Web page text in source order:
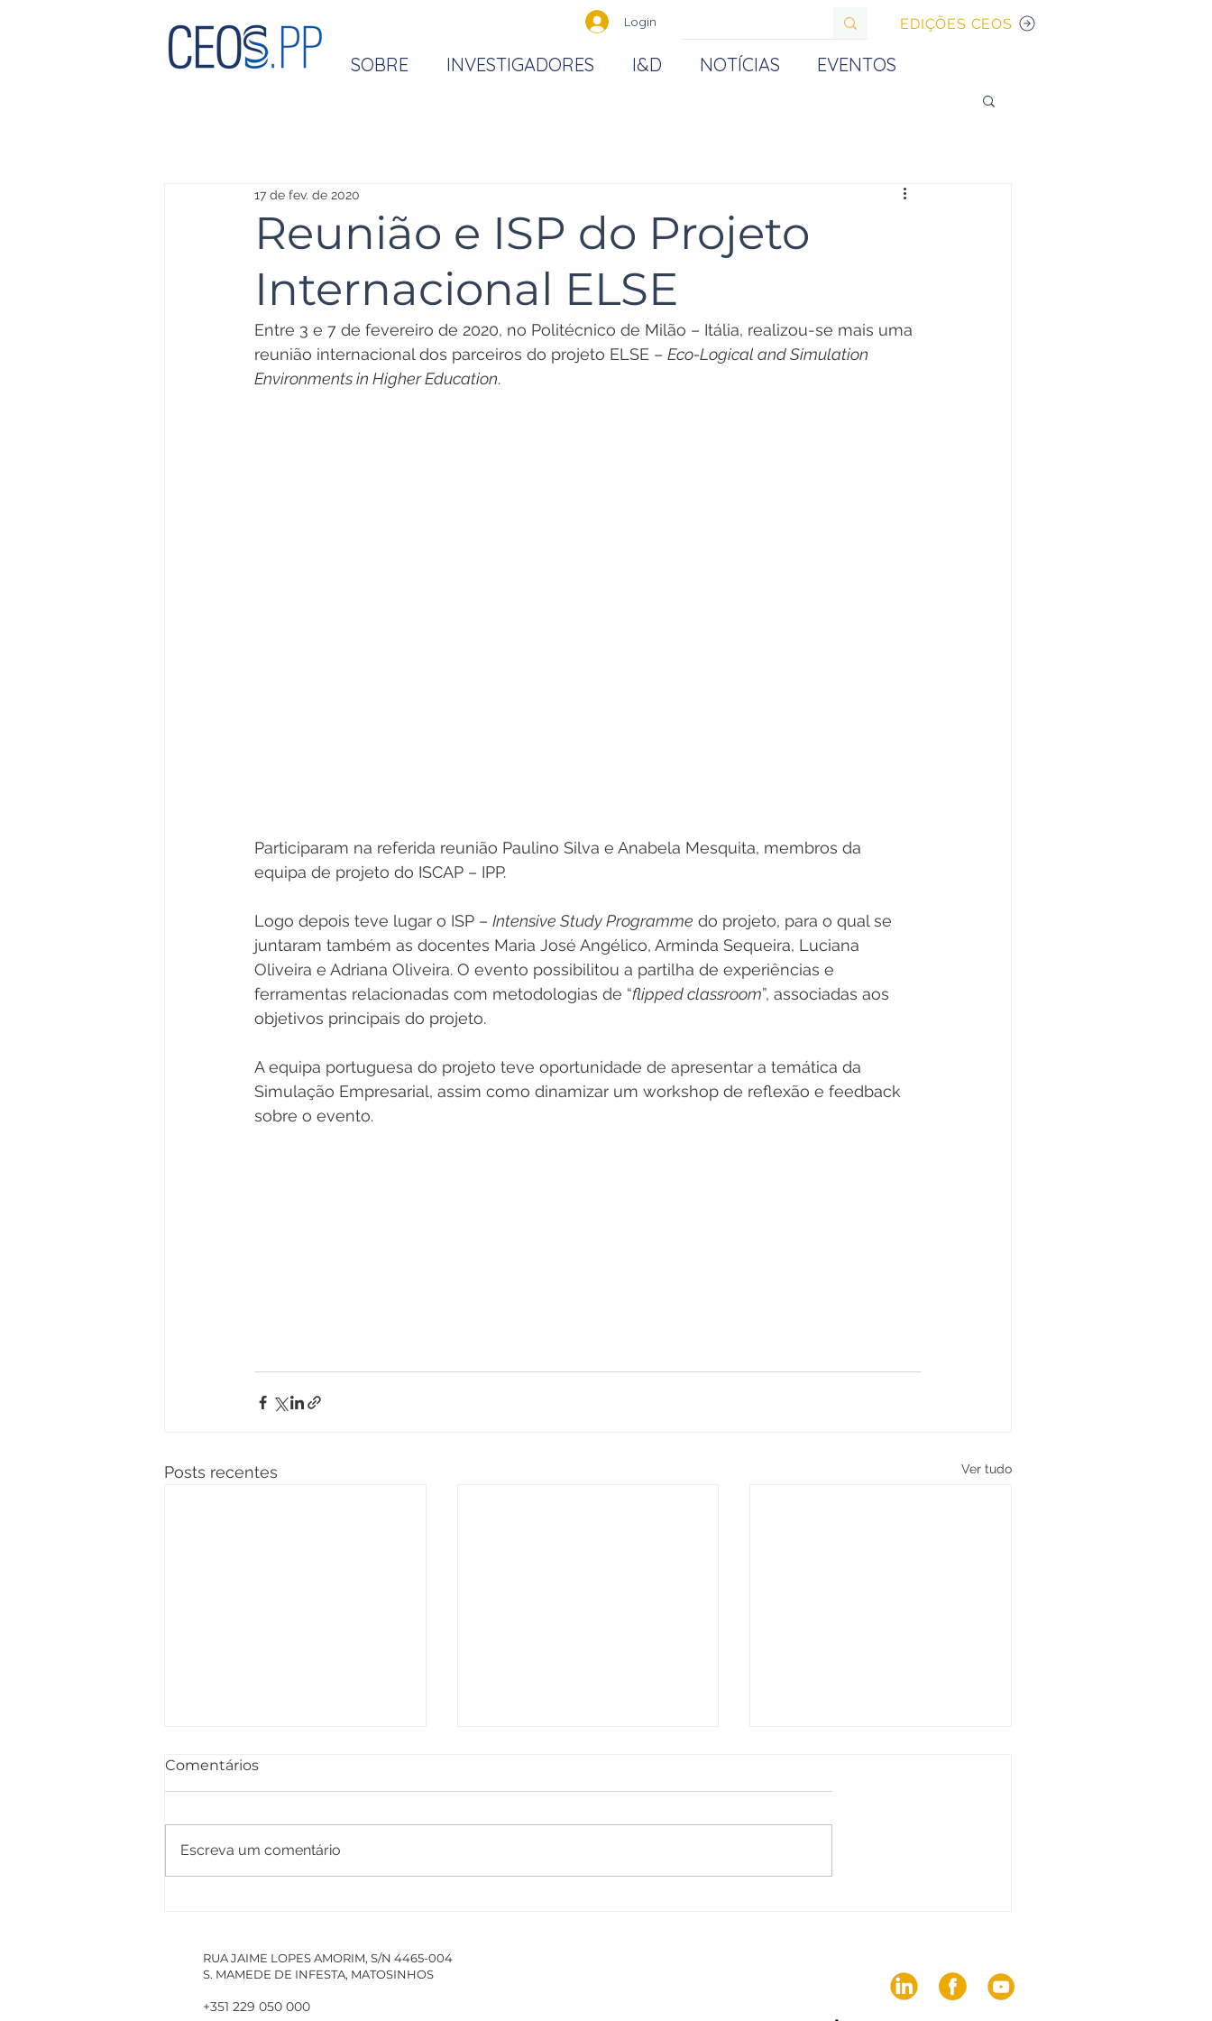
Login EDIÇÕES CEOS
SOBRE INVESTIGADORES I&D NOTÍCIAS EVENTOS
Reunião e ISP do Projeto
Internacional ELSE
17 de fev. de 2020
Entre 3 e 7 de fevereiro de 2020, no Politécnico de Milão – Itália, realizou-se mais uma
reunião internacional dos parceiros do projeto ELSE – Eco-Logical and Simulation
Environments in Higher Education.
Participaram na referida reunião Paulino Silva e Anabela Mesquita, membros da
equipa de projeto do ISCAP – IPP.
Logo depois teve lugar o ISP – Intensive Study Programme do projeto, para o qual se
juntaram também as docentes Maria José Angélico, Arminda Sequeira, Luciana
Oliveira e Adriana Oliveira. O evento possibilitou a partilha de experiências e
ferramentas relacionadas com metodologias de “flipped classroom”, associadas aos
objetivos principais do projeto.
A equipa portuguesa do projeto teve oportunidade de apresentar a temática da
Simulação Empresarial, assim como dinamizar um workshop de reflexão e feedback
sobre o evento.
Posts recentes Ver tudo
Comentários
Escreva um comentário
RUA JAIME LOPES AMORIM, S/N 4465-004
S. MAMEDE DE INFESTA, MATOSINHOS
+351 229 050 000